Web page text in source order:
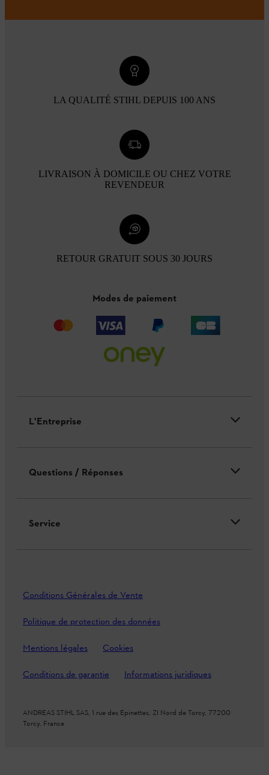
LA QUALITÉ STIHL DEPUIS 100 ANS
LIVRAISON À DOMICILE OU CHEZ VOTRE
REVENDEUR
RETOUR GRATUIT SOUS 30 JOURS
Modes de paiement
L'Entreprise
Questions / Réponses
Service
Conditions Générales de Vente
Politique de protection des données
Mentions légales Cookies
Conditions de garantie Informations juridiques
ANDREAS STIHL SAS, 1 rue des Epinettes, ZI Nord de Torcy, 77200
Torcy, France